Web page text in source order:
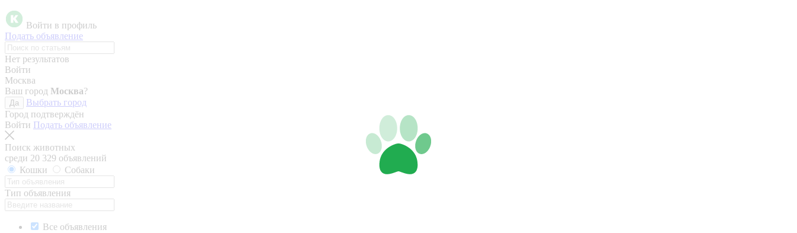
Войти в профиль
Подать объявление
Нет результатов
Войти
Москва
Ваш город Москва?
Да
Выбрать город
Город подтверждён
Войти Подать объявление
Поиск животных
среди 20 329 объявлений
Кошки
Собаки
Тип объявления
Все объявления